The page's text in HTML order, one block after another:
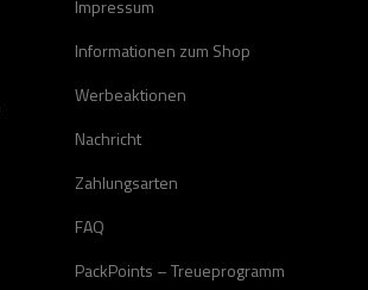
Impressum
Informationen zum Shop
Werbeaktionen
Nachricht
Zahlungsarten
FAQ
PackPoints – Treueprogramm